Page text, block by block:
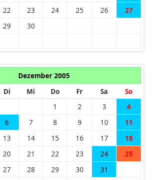
22 23 24 25 26 27
29 30
Dezember 2005
Di Mi Do Fr Sa So
1 2 3 4
6 7 8 9 10 11
13 14 15 16 17 18
20 21 22 23 24 25
27 28 29 30 31